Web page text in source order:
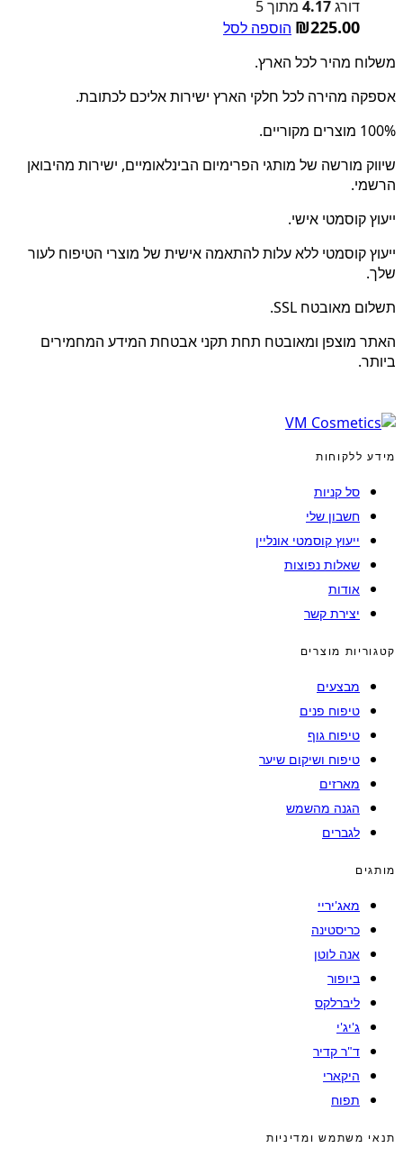
דורג4.17 מתוך 5
₪225.00
הוספה לסל
משלוח מהיר לכל הארץ.
אספקה מהירה לכל חלקי הארץ ישירות אליכם לכתובת.
100% מוצרים מקוריים.
שיווק מורשה של מותגי הפרימיום הבינלאומיים, ישירות מהיבואן
הרשמי.
ייעוץ קוסמטי אישי.
ייעוץ קוסמטי ללא עלות להתאמה אישית של מוצרי הטיפוח לעור
שלך.
תשלום מאובטח SSL.
האתר מוצפן ומאובטח תחת תקני אבטחת המידע המחמירים
ביותר.
מידע ללקוחות
סל קניות
חשבון שלי
ייעוץ קוסמטי אונליין
שאלות נפוצות
אודות
יצירת קשר
קטגוריות מוצרים
מבצעים
טיפוח פנים
טיפוח גוף
טיפוח ושיקום שיער
מארזים
הגנה מהשמש
לגברים
מותגים
מאג'יריי
כריסטינה
אנה לוטן
ביופור
ליברלקס
ג'יג'י
ד"ר קדיר
היקארי
תפוח
תנאי משתמש ומדיניות